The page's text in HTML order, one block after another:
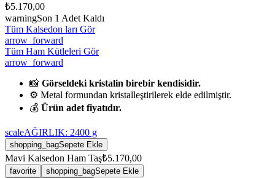
₺5.170,00
warningSon 1 Adet Kaldı
Tüm Kalsedon ları Gör
arrow_forward
Tüm Ham Kütleleri Gör
arrow_forward
📸 Görseldeki kristalin birebir kendisidir.
⚙️ Metal formundan kristalleştirilerek elde edilmiştir.
💰 Ürün adet fiyatıdır.
scaleAĞIRLIK: 2400 g
shopping_bagSepete Ekle
Mavi Kalsedon Ham Taş₺5.170,00
favorite shopping_bagSepete Ekle